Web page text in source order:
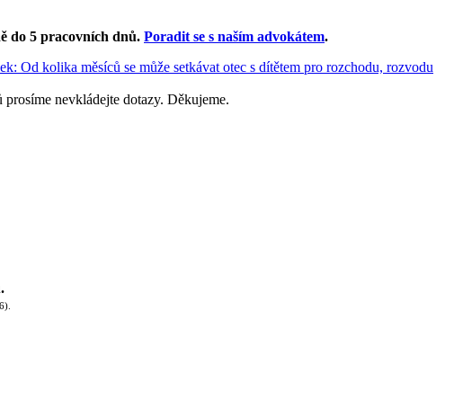
do 5 pracovních dnů. Poradit se s naším advokátem.
Od kolika měsíců se může setkávat otec s dítětem pro rozchodu, rozvodu
prosíme nevkládejte dotazy. Děkujeme.